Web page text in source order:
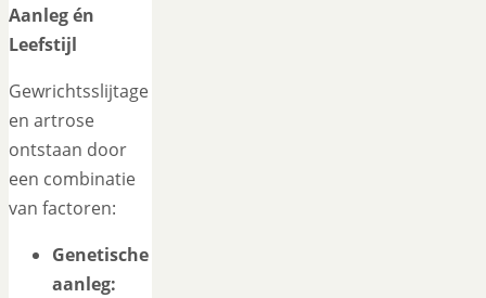
Aanleg én
Leefstijl
Gewrichtsslijtage
en artrose
ontstaan door
een combinatie
van factoren:
Genetische
aanleg: